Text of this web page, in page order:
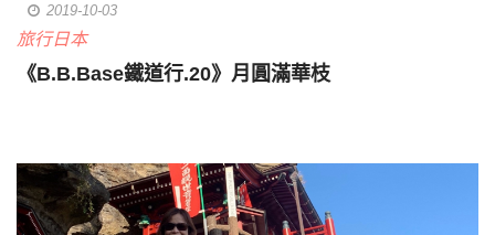
2019-10-03
旅行日本
《B.B.Base鐵道行.20》月圓滿華枝